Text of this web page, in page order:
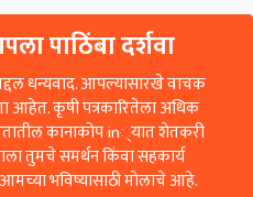
पाठिंबा दर्शवा
धन्यवाद. आपल्यासारखे वाचक
आहेत. कृषी पत्रकारितेला अधिक
कानाकोप in्यात शेतकरी
तुमचे समर्थन किंवा सहकार्य
भविष्यासाठी मोलाचे आहे.